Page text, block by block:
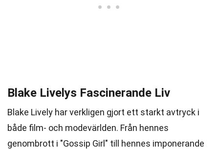
Blake Livelys Fascinerande Liv
Blake Lively har verkligen gjort ett starkt avtryck i
både film- och modevärlden. Från hennes
genombrott i "Gossip Girl" till hennes imponerande